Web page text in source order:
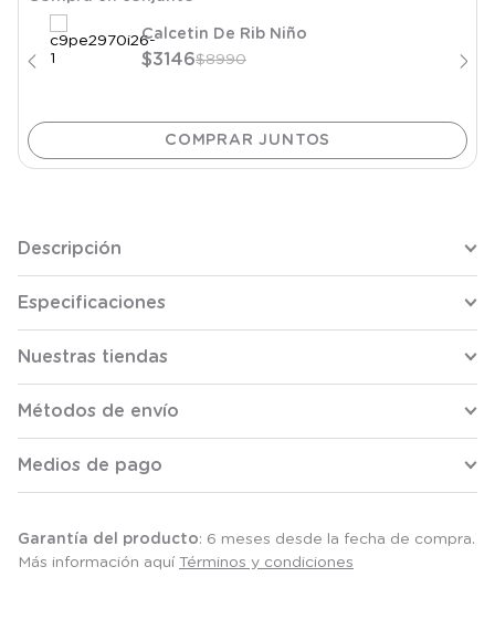
Calcetin De Rib Niño
$3146$8990
Descripción
Especificaciones
Nuestras tiendas
Métodos de envío
Medios de pago
Garantía del producto: 6 meses desde la fecha de compra.
Más información aquí Términos y condiciones